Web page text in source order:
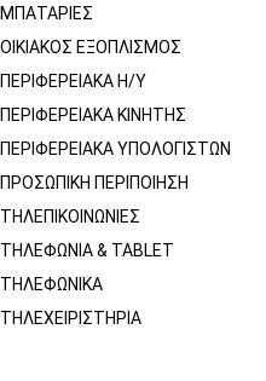
ΜΠΑΤΑΡΊΕΣ
ΟΙΚΙΑΚΌΣ ΕΞΟΠΛΙΣΜΌΣ
ΠΕΡΙΦΕΡΕΙΑΚΑ Η/Υ
ΠΕΡΙΦΕΡΕΙΑΚΑ ΚΙΝΗΤΗΣ
ΠΕΡΙΦΕΡΕΙΑΚΆ ΥΠΟΛΟΓΙΣΤΏΝ
ΠΡΟΣΩΠΙΚΉ ΠΕΡΙΠΟΊΗΣΗ
ΤΗΛΕΠΙΚΟΙΝΩΝΊΕΣ
ΤΗΛΕΦΩΝΊΑ & TABLET
ΤΗΛΕΦΩΝΙΚΑ
ΤΗΛΕΧΕΙΡΙΣΤΉΡΙΑ